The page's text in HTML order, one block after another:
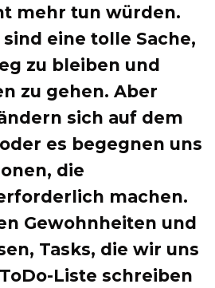
mehr tun würden.
eine tolle Sache,
zu bleiben und
zu gehen. Aber
sich auf dem
es begegnen uns
die
machen.
Gewohnheiten und
Tasks, die wir uns
Liste schreiben